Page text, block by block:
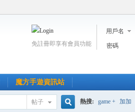
用戶名
密碼
免註冊即享有會員功能
魔方手遊資訊站
帖子 熱搜: game + 加加